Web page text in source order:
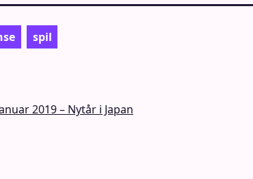
spil
2019 – Nytår i Japan